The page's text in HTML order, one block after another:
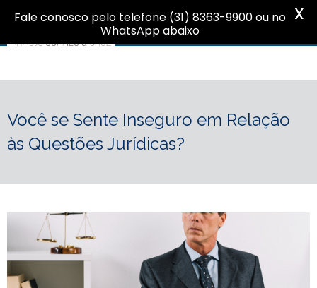
Você se Sente Inseguro em Relação
às Questões Jurídicas?
Fale conosco pelo telefone (31) 8363-9900 ou no
WhatsApp abaixo
X